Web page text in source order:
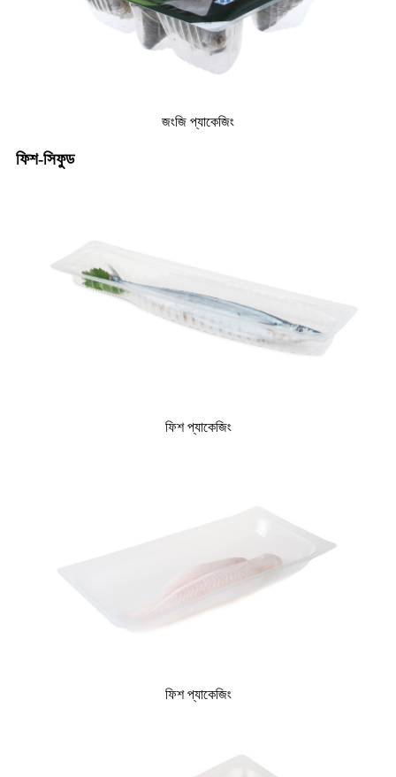
জংজি প্যাকেজিং
ফিশ-সিফুড
ফিশ প্যাকেজিং
ফিশ প্যাকেজিং